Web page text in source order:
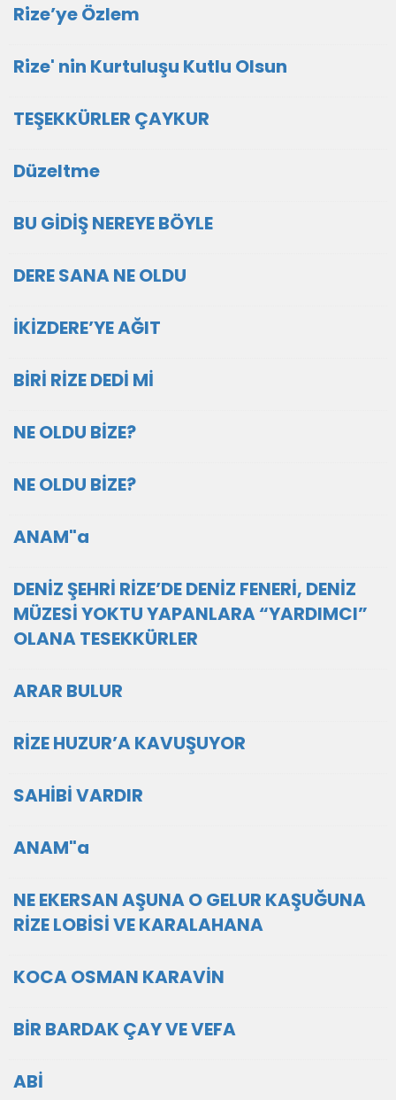
Rize’ye Özlem
Rize' nin Kurtuluşu Kutlu Olsun
TEŞEKKÜRLER ÇAYKUR
Düzeltme
BU GİDİŞ NEREYE BÖYLE
DERE SANA NE OLDU
İKİZDERE’YE AĞIT
BİRİ RİZE DEDİ Mİ
NE OLDU BİZE?
NE OLDU BİZE?
ANAM"a
DENİZ ŞEHRİ RİZE’DE DENİZ FENERİ, DENİZ
MÜZESİ YOKTU YAPANLARA “YARDIMCI”
OLANA TESEKKÜRLER
ARAR BULUR
RİZE HUZUR’A KAVUŞUYOR
SAHİBİ VARDIR
ANAM"a
NE EKERSAN AŞUNA O GELUR KAŞUĞUNA
RİZE LOBİSİ VE KARALAHANA
KOCA OSMAN KARAVİN
BİR BARDAK ÇAY VE VEFA
ABİ